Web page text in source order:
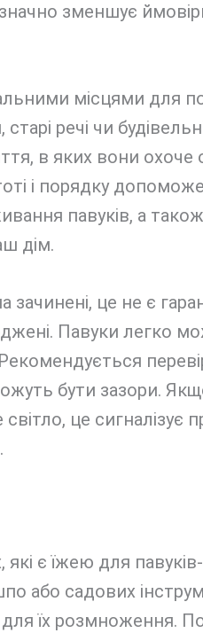
зменшує
місцями для
речі чи
в яких вони охоче
і порядку
павуків, а
дім.
зачинені, це не є
Павуки легко
бути зазори.
це сигналізує
є їжею для
або садових
їх розмноження.